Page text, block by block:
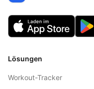
Lösungen
Workout-Tracker